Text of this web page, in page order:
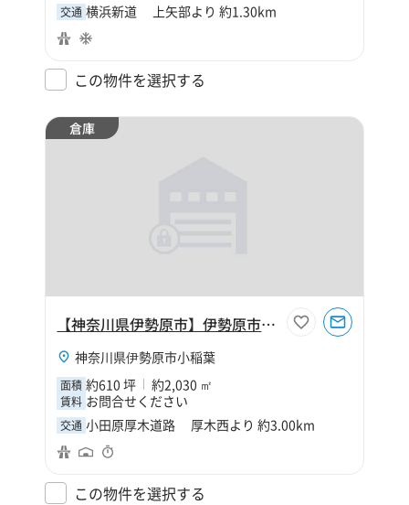
交通 横浜新道 上矢部より 約1.30km
この物件を選択する
倉庫
【神奈川県伊勢原市】伊勢原市小稲葉620坪倉庫
神奈川県伊勢原市小稲葉
面積 約610 坪 約2,030 ㎡
賃料 お問合せください
交通 小田原厚木道路 厚木西より 約3.00km
この物件を選択する